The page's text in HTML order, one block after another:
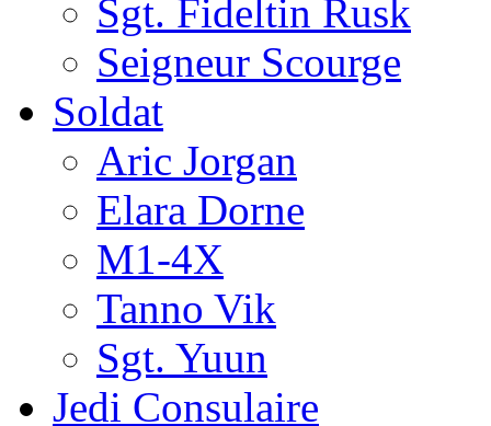
Sgt. Fideltin Rusk
Seigneur Scourge
Soldat
Aric Jorgan
Elara Dorne
M1-4X
Tanno Vik
Sgt. Yuun
Jedi Consulaire